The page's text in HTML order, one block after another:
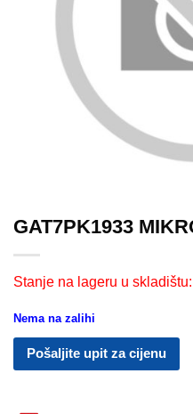
GAT7PK1933
Stanje na lageru u skladištu:
Nema na zalihi
Pošaljite upit za cijenu